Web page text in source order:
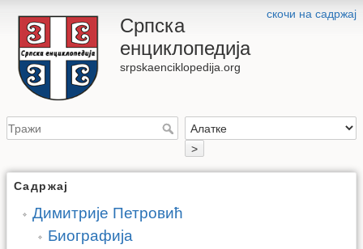
скочи на садржај
Српска
енциклопедија
srpskaenciklopedija.org
>
Садржај
Димитрије Петровић
Биографија